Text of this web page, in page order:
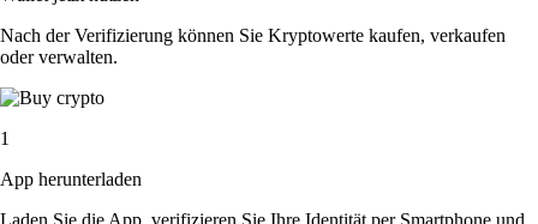
Nach der Verifizierung können Sie Kryptowerte kaufen, verkaufen
oder verwalten.
1
App herunterladen
Laden Sie die App, verifizieren Sie Ihre Identität per Smartphone und